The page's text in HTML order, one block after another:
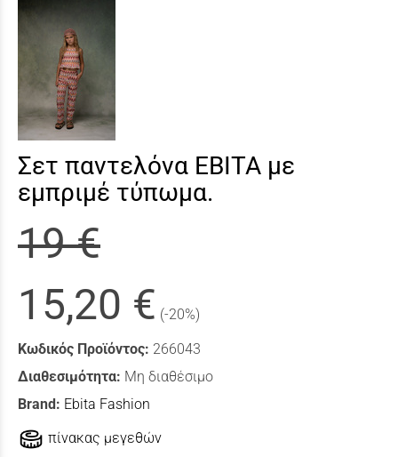
Σετ παντελόνα ΕΒΙΤΑ με
εμπριμέ τύπωμα.
19 €
15,20 € (-20%)
Κωδικός Προϊόντος: 266043
Διαθεσιμότητα: Μη διαθέσιμο
Brand: Ebita Fashion
πίνακας μεγεθών